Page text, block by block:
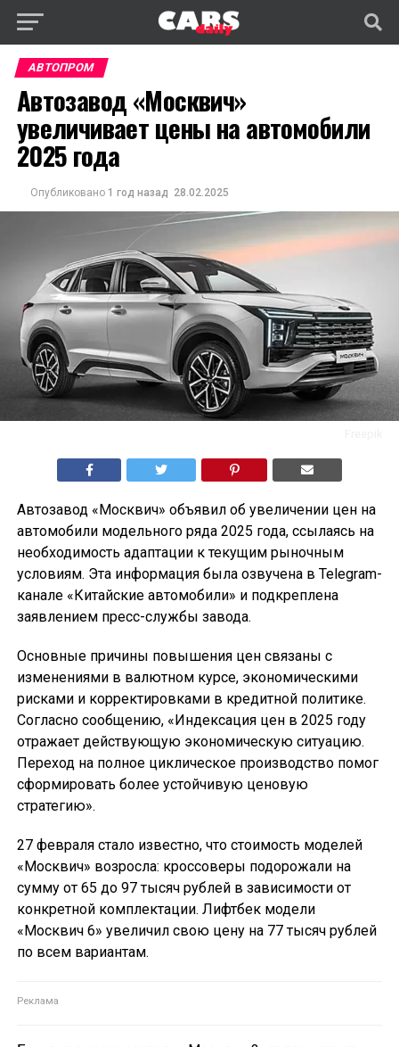
АВТОПРОМ
Автозавод «Москвич»
увеличивает цены на автомобили
2025 года
Опубликовано 1 год назад 28.02.2025
Автозавод «Москвич» объявил об увеличении цен на
автомобили модельного ряда 2025 года, ссылаясь на
необходимость адаптации к текущим рыночным
условиям. Эта информация была озвучена в Telegram-
канале «Китайские автомобили» и подкреплена
заявлением пресс-службы завода.
Основные причины повышения цен связаны с
изменениями в валютном курсе, экономическими
рисками и корректировками в кредитной политике.
Согласно сообщению, «Индексация цен в 2025 году
отражает действующую экономическую ситуацию.
Переход на полное циклическое производство помог
сформировать более устойчивую ценовую
стратегию».
27 февраля стало известно, что стоимость моделей
«Москвич» возросла: кроссоверы подорожали на
сумму от 65 до 97 тысяч рублей в зависимости от
конкретной комплектации. Лифтбек модели
«Москвич 6» увеличил свою цену на 77 тысяч рублей
по всем вариантам.